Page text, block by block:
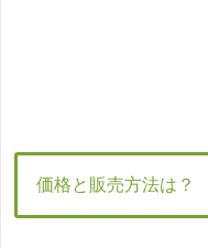
価格と販売方法は？